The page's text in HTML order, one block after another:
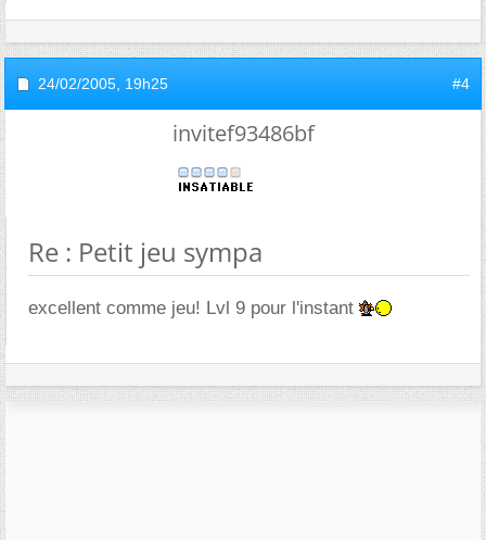
24/02/2005, 19h25 #4
invitef93486bf
Re : Petit jeu sympa
excellent comme jeu! Lvl 9 pour l'instant